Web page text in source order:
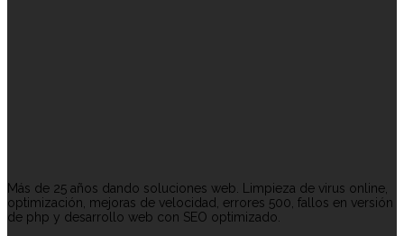
Más de 25 años dando soluciones web. Limpieza de virus online,
optimización, mejoras de velocidad, errores 500, fallos en versión
de php y desarrollo web con SEO optimizado.